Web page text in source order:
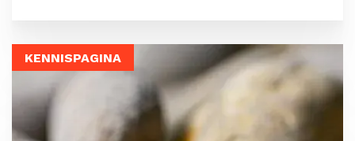
KENNISPAGINA